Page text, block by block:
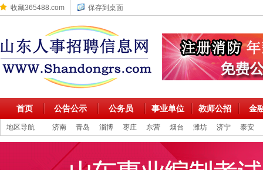
收藏365488.com 保存到桌面
首页 公告公示 公务员 事业单位 教师公招 金
地区导航 济南 青岛 淄博 枣庄 东营 烟台 潍坊 济宁 泰安